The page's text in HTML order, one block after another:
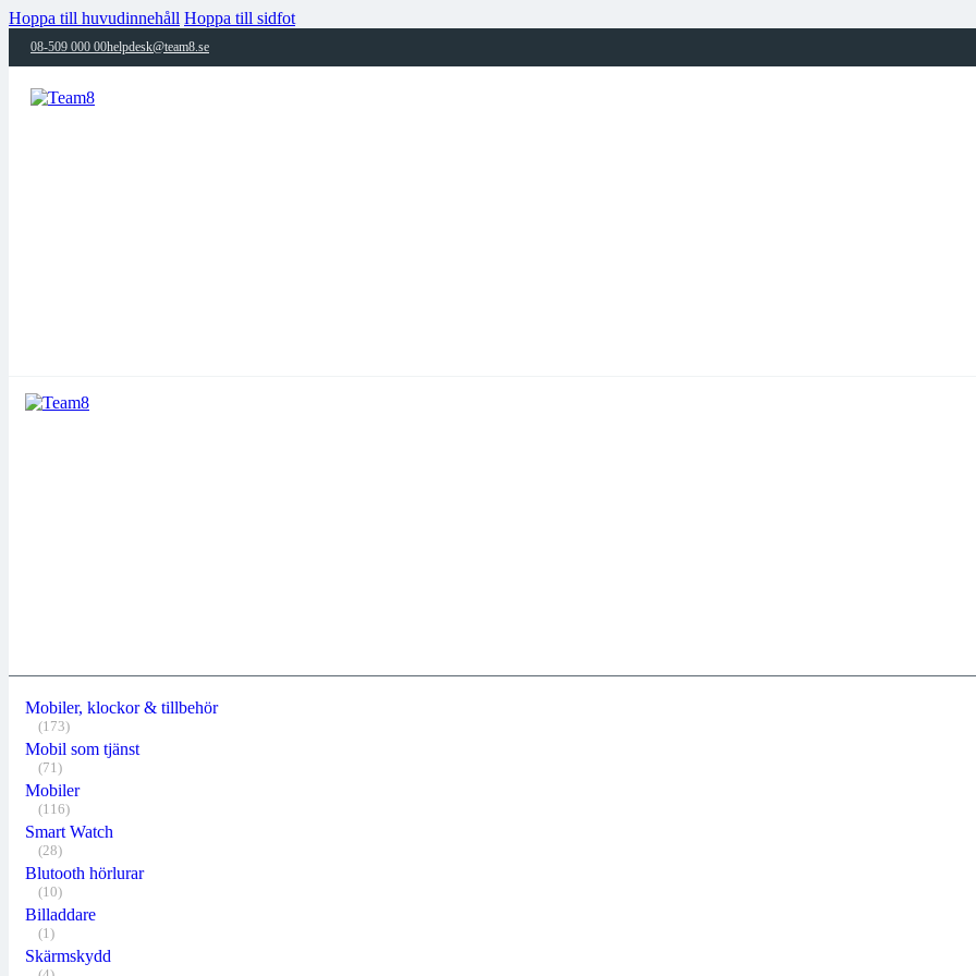
Hoppa till huvudinnehåll Hoppa till sidfot
08-509 000 00helpdesk@team8.se
Mobiler, klockor & tillbehör
(173)
Mobil som tjänst
(71)
Mobiler
(116)
Smart Watch
(28)
Blutooth hörlurar
(10)
Billaddare
(1)
Skärmskydd